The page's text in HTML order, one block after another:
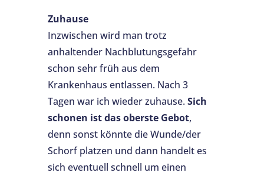
Zuhause
Inzwischen wird man trotz
anhaltender Nachblutungsgefahr
schon sehr früh aus dem
Krankenhaus entlassen. Nach 3
Tagen war ich wieder zuhause. Sich
schonen ist das oberste Gebot,
denn sonst könnte die Wunde/der
Schorf platzen und dann handelt es
sich eventuell schnell um einen